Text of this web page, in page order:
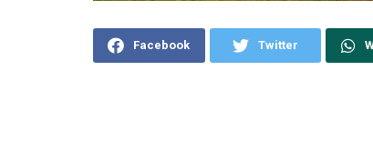
Facebook Twitter